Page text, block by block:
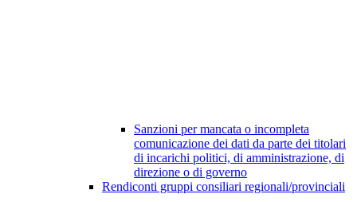
Sanzioni per mancata o incompleta
comunicazione dei dati da parte dei titolari
di incarichi politici, di amministrazione, di
direzione o di governo
Rendiconti gruppi consiliari regionali/provinciali